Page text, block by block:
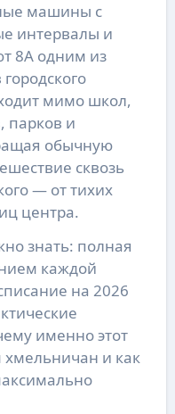
машины с
интервалы и
8А одним из
мимо школ,
парков и
обычную
сквозь
— от тихих
центра.
знать: полная
каждой
на 2026
именно этот
и как